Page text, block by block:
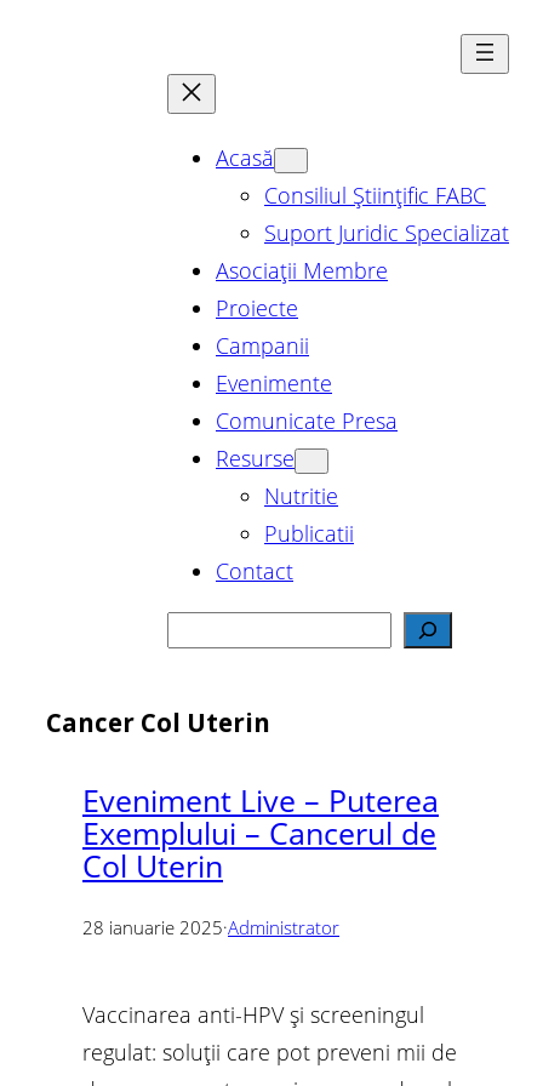
Acasă
Consiliul Științific FABC
Suport Juridic Specializat
Asociații Membre
Proiecte
Campanii
Evenimente
Comunicate Presa
Resurse
Nutritie
Publicatii
Contact
t
Cancer Col Uterin
Eveniment Live – Puterea
Exemplului – Cancerul de
Col Uterin
28 ianuarie 2025·Administrator
Vaccinarea anti-HPV și screeningul
regulat: soluții care pot preveni mii de